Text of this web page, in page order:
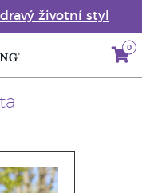
životní styl
0